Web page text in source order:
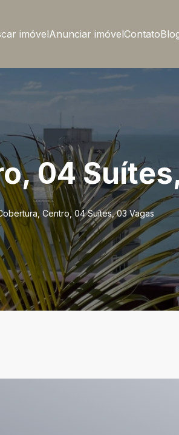
imóvelAnunciar imóvelContato
04
Centro, 04 Suítes, 03 Vagas